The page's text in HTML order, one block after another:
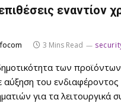
εναντίον
3 Mins Read
των
αύξηση του
για τα λειτουργικά